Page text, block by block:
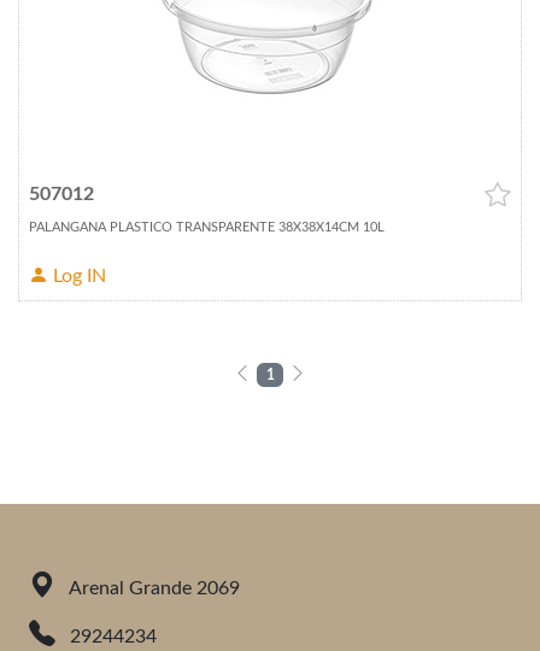
507012
PALANGANA PLASTICO TRANSPARENTE 38X38X14CM 10L
Log IN
1
Arenal Grande 2069
29244234